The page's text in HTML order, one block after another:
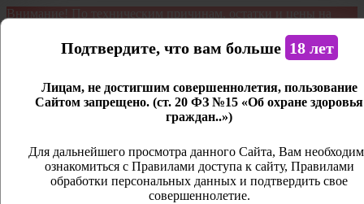
Внимание! По техническим причинам, остатки и цены на
является демонстрационным. Дистанционная продажа не
Открыть сайдбар
Личный кабинет
Закрыть
Подтвердите, что вам больше 18 лет
Лицам, не достигшим совершеннолетия, пользование
Сайтом запрещено. (ст. 20 ФЗ №15 «Об охране здоровья
граждан..»)
Для дальнейшего просмотра данного Сайта, Вам
ознакомиться с Правилами доступа к сайту, Правилами
обработки персональных данных и подтвердить свое
совершеннолетие.